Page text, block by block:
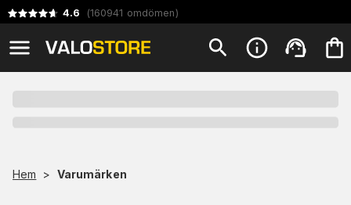
4.6 (160941 omdömen)
Hem > Varumärken